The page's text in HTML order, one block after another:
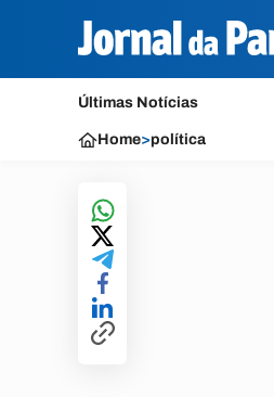
Últimas Notícias
Home>política